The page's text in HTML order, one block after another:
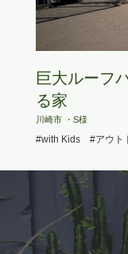
巨大ルーフ
る家
川崎市 ・S様
#with Kids #アウト